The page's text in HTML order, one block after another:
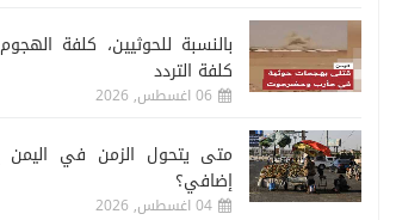
‏بالنسبة للحوثيين، كلفة
كلفة التردد
06 اغسطس, 2026
متى يتحول الزمن في
إضافي؟
04 اغسطس, 2026